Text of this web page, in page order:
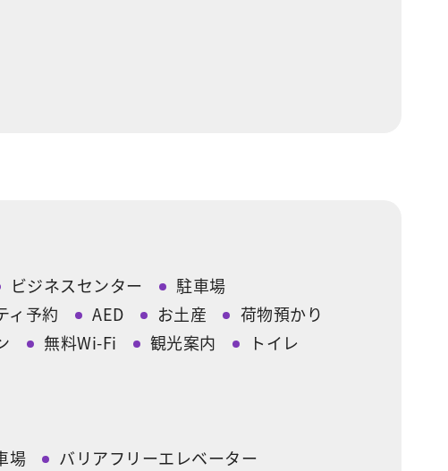
ビジネスセンター
駐車場
ィ予約 AED お土産
荷物預かり
無料Wi-Fi 観光案内
トイレ
場
バリアフリーエレベーター